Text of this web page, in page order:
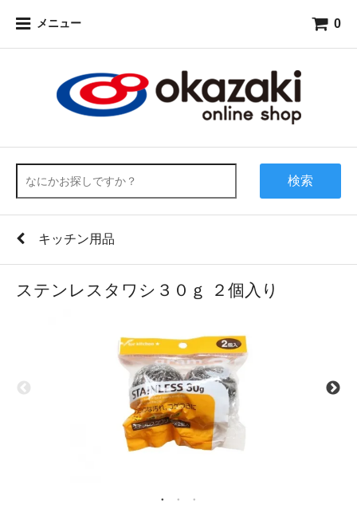
メニュー 0
検索
キッチン用品
ステンレスタワシ３０ｇ ２個入り